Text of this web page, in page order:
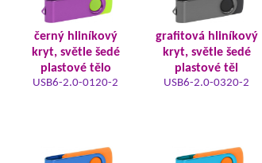
černý hliníkový
kryt, světle šedé
plastové tělo
USB6-2.0-0120-2
grafitová hliníkový
kryt, světle šedé
plastové těl
USB6-2.0-0320-2